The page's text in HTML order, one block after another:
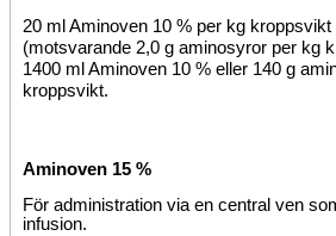
20 ml Aminoven 10 % per kg
(motsvarande 2,0 g aminosyror per kg
1400 ml Aminoven 10 % eller 140 g
kroppsvikt.
Aminoven 15 %
För administration via en central ven
infusion.